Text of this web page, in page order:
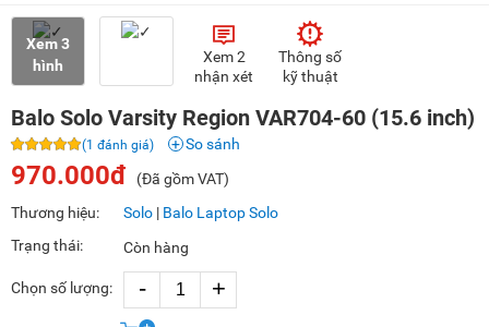
Xem 3
hình
Xem 2
nhận xét
Thông số
kỹ thuật
Balo Solo Varsity Region VAR704-60 (15.6 inch)
(1 đánh giá) So sánh
970.000đ
(Đã gồm VAT)
Thương hiệu:
Solo | Balo Laptop Solo
Trạng thái:
Còn hàng
Chọn số lượng: - +